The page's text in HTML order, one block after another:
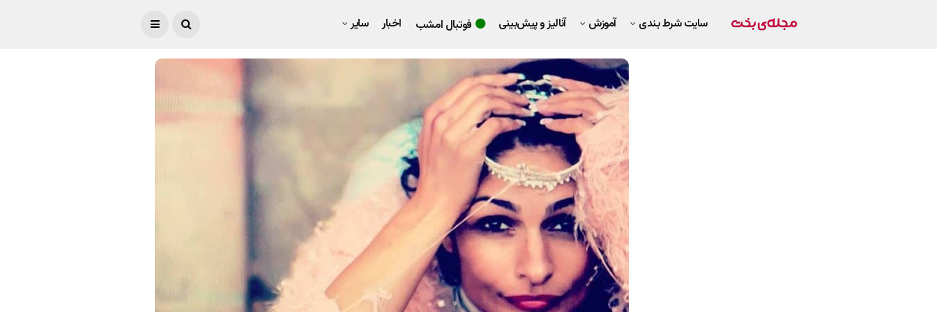
سایت شرط بندی آموزش آنالیز و پیش‌بینی فوتبال امشب اخبار سایر